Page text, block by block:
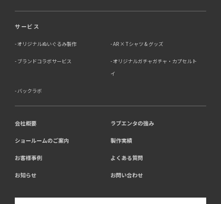
サービス
オリジナルぬいぐるみ製作 AR × Tシャツ & グッズ
ブランドコラボサービス
オリジナルガチャガチャ・カプセルト
イ
バックラボ
会社概要 ラブエンタの強み
ショールームのご案内 製作実績
お客様事例 よくある質問
お知らせ お問い合わせ